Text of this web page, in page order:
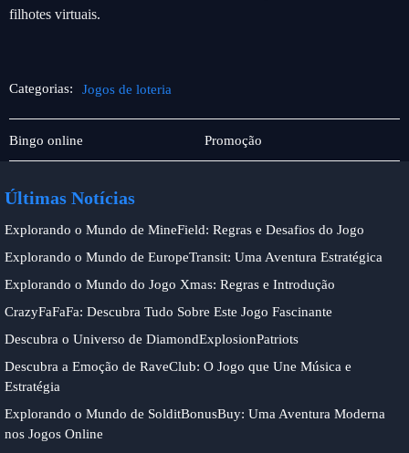
filhotes virtuais.
Categorias: Jogos de loteria
Roleta
Bingo online
Jogos
de
Promoção
Últimas Notícias
Explorando o Mundo de MineField: Regras e Desafios do Jogo
Explorando o Mundo de EuropeTransit: Uma Aventura Estratégica
Explorando o Mundo do Jogo Xmas: Regras e Introdução
CrazyFaFaFa: Descubra Tudo Sobre Este Jogo Fascinante
Descubra o Universo de DiamondExplosionPatriots
Descubra a Emoção de RaveClub: O Jogo que Une Música e
Estratégia
Explorando o Mundo de SolditBonusBuy: Uma Aventura Moderna
nos Jogos Online